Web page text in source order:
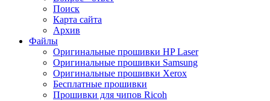
Поиск
Карта сайта
Архив
Файлы
Оригинальные прошивки HP Laser
Оригинальные прошивки Samsung
Оригинальные прошивки Xerox
Бесплатные прошивки
Прошивки для чипов Ricoh